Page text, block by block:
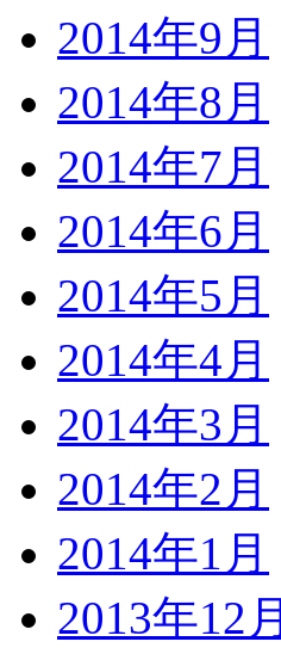
2014年9月
2014年8月
2014年7月
2014年6月
2014年5月
2014年4月
2014年3月
2014年2月
2014年1月
2013年12月